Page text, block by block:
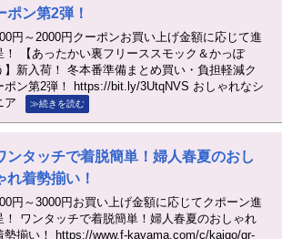
ポン第2弾！
円～2000円クーポンお買い上げ金額に応じて進
！ 【あったかい裏フリーススモック＆かっぽ
】新入荷！ 冬本番準備まとめ買い・負担軽減ク
ポン第2弾！ https://bit.ly/3UtqNVS おしゃれなシ
ア
≫続きを読む
ンタッチで着脱簡単！婦人春夏のおし
れ着勢揃い！
円～3000円お買い上げ金額に応じてクポーン進
！ ワンタッチで着脱簡単！婦人春夏のおしゃれ
勢揃い！ https://www.f-kayama.com/c/kaigo/gr-